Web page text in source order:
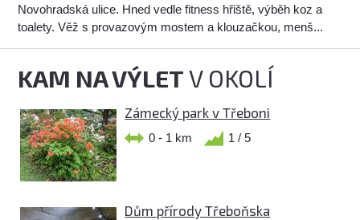
Novohradská ulice. Hned vedle fitness hřiště, výběh koz a
toalety. Věž s provazovým mostem a klouzačkou, menš...
KAM NA VÝLETV OKOLÍ
Zámecký park v Třeboni
0 - 1 km 1 / 5
Dům přírody Třeboňska